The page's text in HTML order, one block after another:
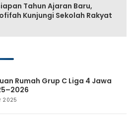
Tahun Ajaran Baru,
Kunjungi Sekolah Rakyat
Rumah Grup C Liga 4 Jawa
2025